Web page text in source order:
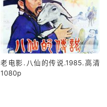
老电影.八仙的传说.1985.高清
1080p